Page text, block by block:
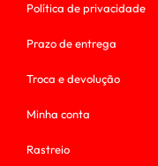
Política de privacidade
Prazo de entrega
Troca e devolução
Minha conta
Rastreio